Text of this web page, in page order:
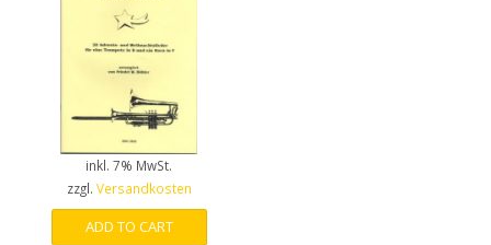
inkl. 7% MwSt.
zzgl. Versandkosten
ADD TO CART